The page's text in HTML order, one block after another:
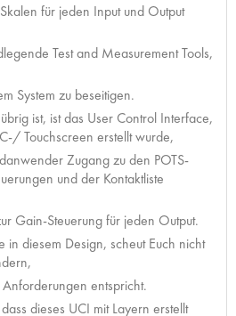
für jeden Input und Output
Test and Measurement Tools,
System zu beseitigen.
ist, ist das User Control Interface,
Touchscreen erstellt wurde,
Zugang zu den POTS-
und der Kontaktliste
Gain-Steuerung für jeden Output.
in diesem Design, scheut Euch nicht
entspricht.
dieses UCI mit Layern erstellt